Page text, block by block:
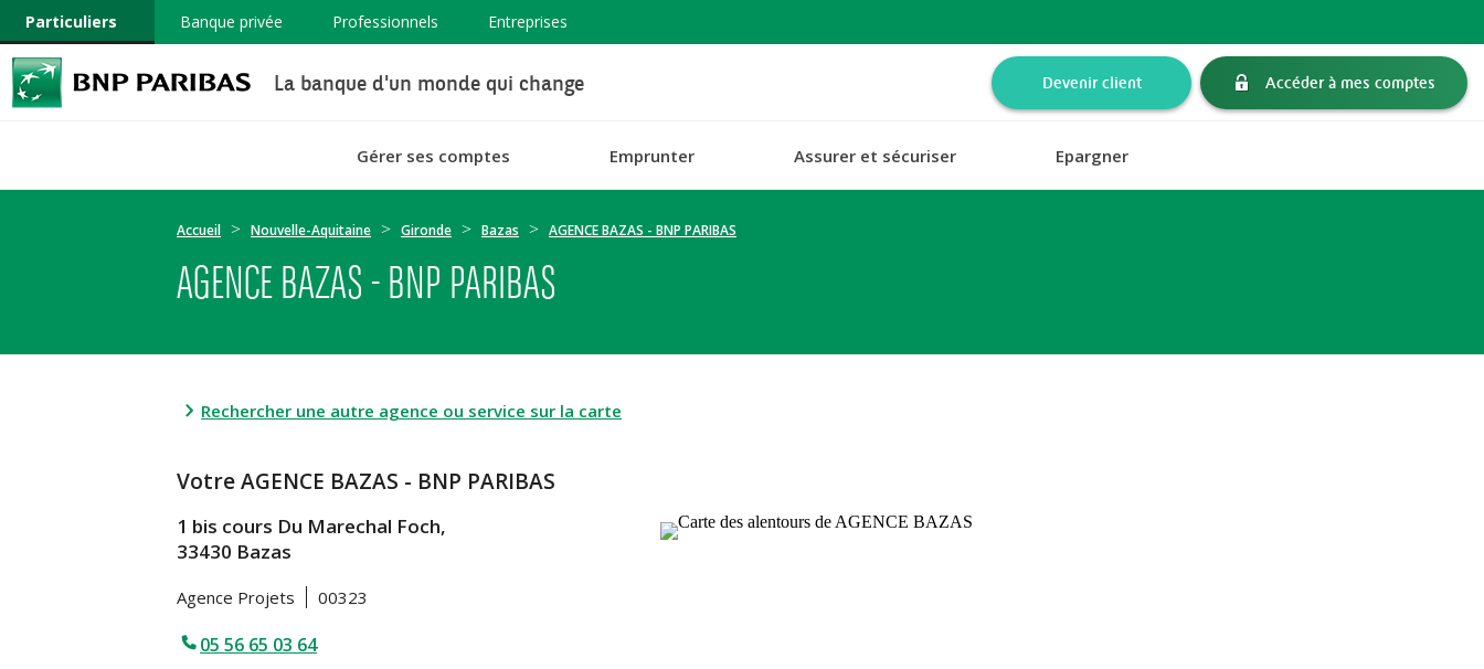
Particuliers Banque privée Professionnels Entreprises
La banque d'un monde qui change Devenir client Accéder à mes comptes
Gérer ses comptes Emprunter Assurer et sécuriser Epargner
Accueil Nouvelle-Aquitaine Gironde Bazas AGENCE BAZAS - BNP PARIBAS
AGENCE BAZAS - BNP PARIBAS
Rechercher une autre agence ou service sur la carte
Votre AGENCE BAZAS - BNP PARIBAS
1 bis cours Du Marechal Foch,
33430 Bazas
Agence Projets 00323
05 56 65 03 64